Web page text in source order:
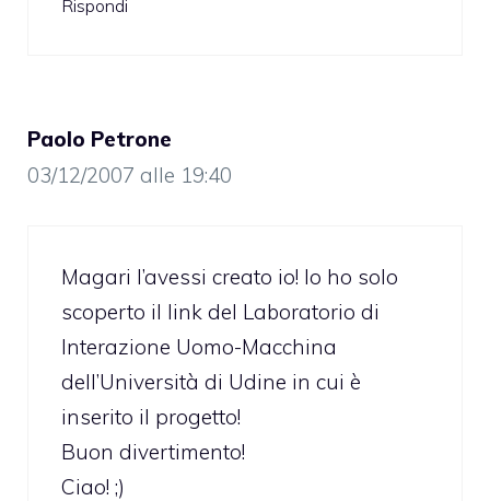
Rispondi
Paolo Petrone
03/12/2007 alle 19:40
Magari l’avessi creato io! Io ho solo
scoperto il link del Laboratorio di
Interazione Uomo-Macchina
dell’Università di Udine in cui è
inserito il progetto!
Buon divertimento!
Ciao! ;)